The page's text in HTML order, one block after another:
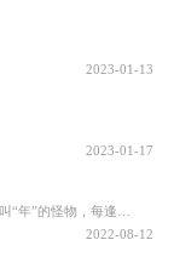
2023-01-13
2023-01-17
拜年的由來?傳說遠古時代有一種叫“年”的怪物，每逢臘月三十晚上出來，挨家挨戶地殘食人群人們隻得把肉食放在門口，然後關上大門，躲在家裡，直到初一早上，人們開門見了面，作揖道喜，互相祝賀未被年獸吃掉，我來為大家講解一下關于拜年的由來?跟着小編一...
2022-08-12